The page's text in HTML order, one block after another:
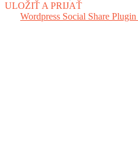
ULOŽIŤ A PRIJAŤ
Wordpress Social Share Plugin